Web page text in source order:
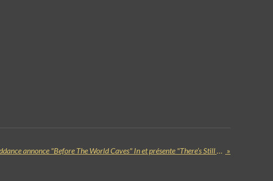
Good Riddance annonce "Before The World Caves" In et présente "There’s Still Tonight" »